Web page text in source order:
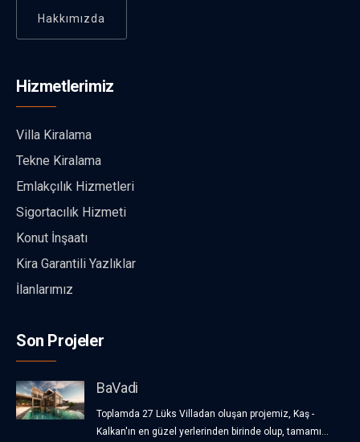
Hakkımızda
Hizmetlerimiz
Villa Kiralama
Tekne Kiralama
Emlakçılık Hizmetleri
Sigortacılık Hizmeti
Konut İnşaatı
Kira Garantili Yazlıklar
İlanlarımız
Son Projeler
BaVadi
Toplamda 27 Lüks Villadan oluşan projemiz, Kaş -
Kalkan'ın en güzel yerlerinden birinde olup, tamamı...